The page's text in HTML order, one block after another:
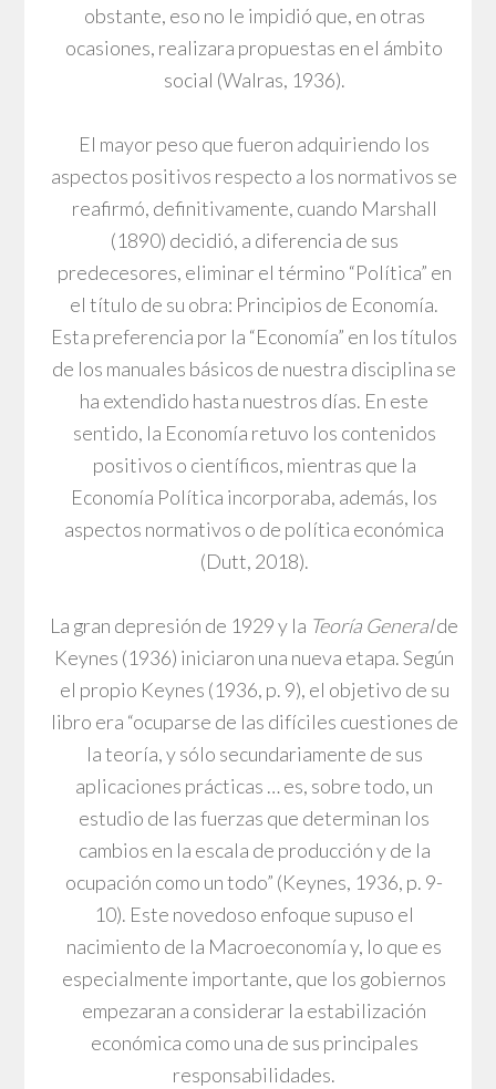
obstante, eso no le impidió que, en otras
ocasiones, realizara propuestas en el ámbito
social (Walras, 1936).
El mayor peso que fueron adquiriendo los
aspectos positivos respecto a los normativos se
reafirmó, definitivamente, cuando Marshall
(1890) decidió, a diferencia de sus
predecesores, eliminar el término “Política” en
el título de su obra: Principios de Economía.
Esta preferencia por la “Economía” en los títulos
de los manuales básicos de nuestra disciplina se
ha extendido hasta nuestros días. En este
sentido, la Economía retuvo los contenidos
positivos o científicos, mientras que la
Economía Política incorporaba, además, los
aspectos normativos o de política económica
(Dutt, 2018).
La gran depresión de 1929 y la Teoría Generalde
Keynes (1936) iniciaron una nueva etapa. Según
el propio Keynes (1936, p. 9), el objetivo de su
libro era “ocuparse de las difíciles cuestiones de
la teoría, y sólo secundariamente de sus
aplicaciones prácticas … es, sobre todo, un
estudio de las fuerzas que determinan los
cambios en la escala de producción y de la
ocupación como un todo” (Keynes, 1936, p. 9-
10). Este novedoso enfoque supuso el
nacimiento de la Macroeconomía y, lo que es
especialmente importante, que los gobiernos
empezaran a considerar la estabilización
económica como una de sus principales
responsabilidades.